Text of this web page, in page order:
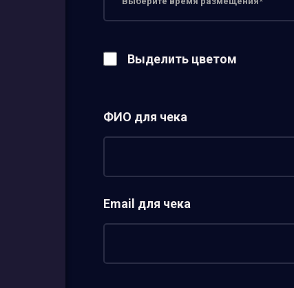
Выделить цветом
ФИО для чека
Email для чека